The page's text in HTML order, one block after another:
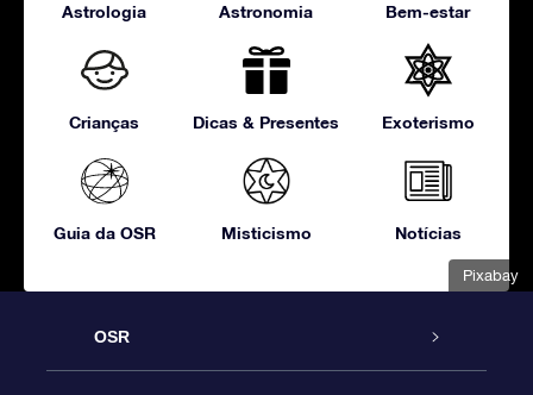
Pixabay
Astrologia Astronomia Bem-estar
Crianças Dicas & Presentes Exoterismo
Guia da OSR Misticismo Notícias
OSR